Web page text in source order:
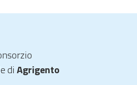
diAgrigento